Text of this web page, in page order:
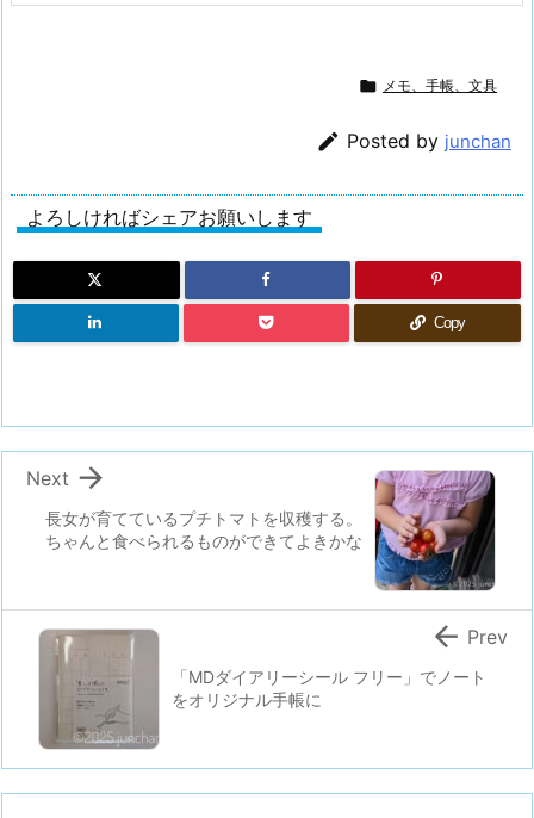
 メモ、手帳、文具
 Posted by junchan
よろしければシェアお願いします
Copy
長女が育てているプチトマトを収穫する。
ちゃんと食べられるものができてよきかな

Next
「MDダイアリーシール フリー」でノート
をオリジナル手帳に
 Prev